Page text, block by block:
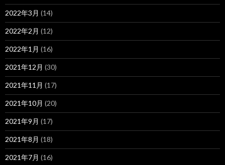
2022年3月 (14)
2022年2月 (12)
2022年1月 (16)
2021年12月 (30)
2021年11月 (17)
2021年10月 (20)
2021年9月 (17)
2021年8月 (18)
2021年7月 (16)